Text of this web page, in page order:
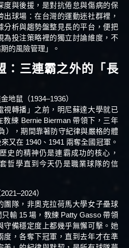
度與後援，是對抗倦怠與傷病的保
球場：在台灣的運動迷社群裡，
分析與趨勢盤整見長的平台，便把
為投注策略裡的獨立討論維度，不
的風險管理」。
：三連霸之外的「長
地鼠（1934–1936）
視轉播」之前，明尼蘇達大學就已
練 Bernie Bierman 帶領下，三年
），期間靠著防守紀律與嚴格的體
又在 1940、1941 兩奪全國冠軍。
史的精神仍是連霸成功的核心，
哲學直到今天仍是職業球隊的信
）
團隊，非奧克拉荷馬大學女子壘球
輸 15 場，教練 Patty Gasso 帶領
守備穩定度上都幾乎無懈可擊。她
度，各奪下冠軍，直到去年才在準